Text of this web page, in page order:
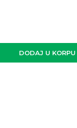
DODAJ U KORPU